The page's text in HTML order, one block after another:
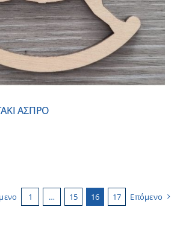
ΑΣΠΡΟ
1 … 15 16 17 Επόμενο